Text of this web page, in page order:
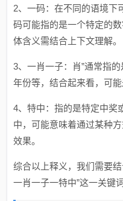
2、一码：在不同的语境下
码可能指的是一个特定的
体含义需结合上下文理解。
3、一肖一子：肖”通常指
年份等，结合起来看，可
4、特中：指的是特定中奖
中，可能意味着通过某种
效果。
综合以上释义，我们需要
一肖一子一特中”这一关键